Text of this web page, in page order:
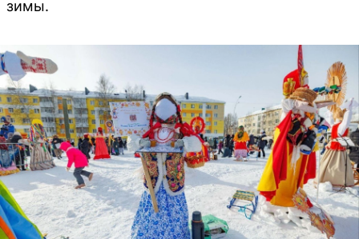
зимы.